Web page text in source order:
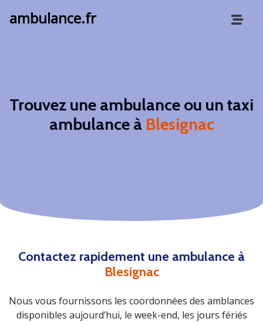
ambulance.fr
Trouvez une ambulance ou un taxi
ambulance à Blesignac
Contactez rapidement une ambulance à
Blesignac
Nous vous fournissons les coordonnées des amblances
disponibles aujourd’hui, le week-end, les jours fériés